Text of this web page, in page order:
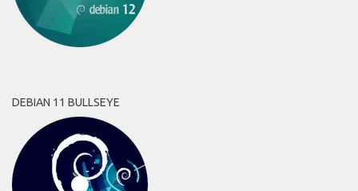
DEBIAN 11 BULLSEYE